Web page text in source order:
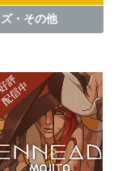
・その他